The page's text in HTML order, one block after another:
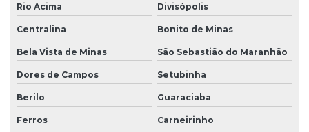
Rio Acima Divisópolis
Centralina Bonito de Minas
Bela Vista de Minas São Sebastião do Maranhão
Dores de Campos Setubinha
Berilo Guaraciaba
Ferros Carneirinho